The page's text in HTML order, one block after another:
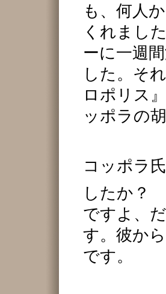
も、何人
くれまし
ーに一週
した。そ
ロポリス
ッポラの
コッポラ
したか？
ですよ、
す。彼か
です。